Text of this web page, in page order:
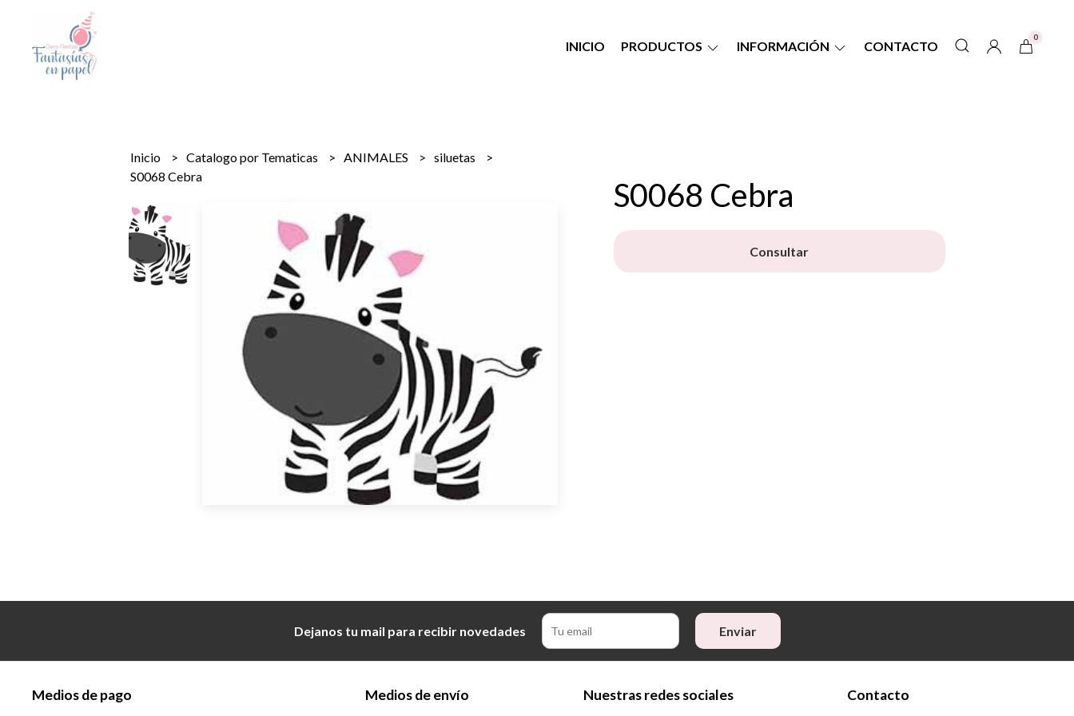
INICIO PRODUCTOS INFORMACIÓN CONTACTO
0
Inicio Catalogo por Tematicas ANIMALES
siluetas
S0068 Cebra
S0068 Cebra
Consultar
Dejanos tu mail para recibir novedades Enviar
Medios de pago Medios de envío Nuestras redes sociales Contacto